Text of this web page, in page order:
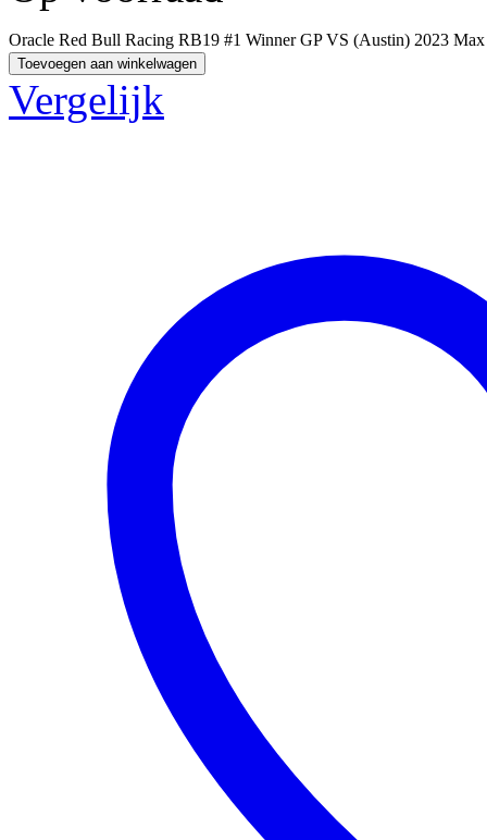
Oracle Red Bull Racing RB19 #1 Winner GP VS (Austin) 2023
Toevoegen aan winkelwagen
Vergelijk